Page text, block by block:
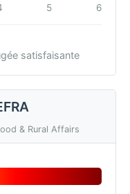
5 6
satisfaisante
& Rural Affairs